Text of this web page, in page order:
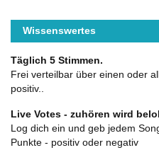
Wissenswertes
Täglich 5 Stimmen.
Frei verteilbar über einen oder
positiv..
Live Votes - zuhören wird
Log dich ein und geb jedem
Punkte - positiv oder negativ